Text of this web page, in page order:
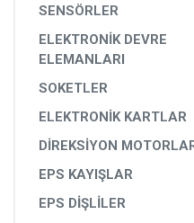
SOMUNLAR VE KAPAKLAR
POMPALAR
POMPA YEDEK PARÇALARI
DİĞER YEDEK PARÇALAR
EPS YEDEK PARÇALARI
RULMANLAR
SENSÖRLER
ELEKTRONİK DEVRE
ELEMANLARI
SOKETLER
ELEKTRONİK KARTLAR
DİREKSİYON
EPS KAYIŞLAR
EPS DİŞLİLER